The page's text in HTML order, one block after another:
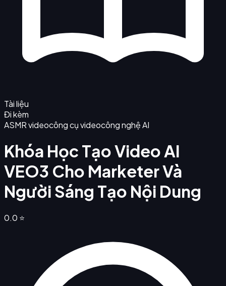
Tài liệu
Đi kèm
ASMR videocông cụ videocông nghệ AI
Khóa Học Tạo Video AI
VEO3 Cho Marketer Và
Người Sáng Tạo Nội Dung
0.0 ⭐